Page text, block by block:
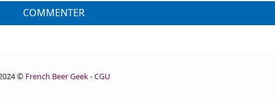
COMMENTER
© French Beer Geek-CGU